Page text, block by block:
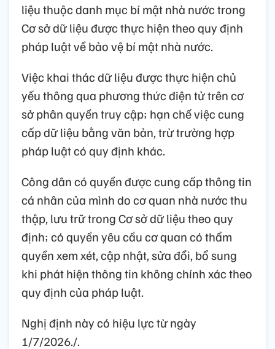
liệu thuộc danh mục bí mật nhà nước trong
Cơ sở dữ liệu được thực hiện theo quy định
pháp luật về bảo vệ bí mật nhà nước.
Việc khai thác dữ liệu được thực hiện chủ
yếu thông qua phương thức điện tử trên cơ
sở phân quyền truy cập; hạn chế việc cung
cấp dữ liệu bằng văn bản, trừ trường hợp
pháp luật có quy định khác.
Công dân có quyền được cung cấp thông tin
cá nhân của mình do cơ quan nhà nước thu
thập, lưu trữ trong Cơ sở dữ liệu theo quy
định; có quyền yêu cầu cơ quan có thẩm
quyền xem xét, cập nhật, sửa đổi, bổ sung
khi phát hiện thông tin không chính xác theo
quy định của pháp luật.
Nghị định này có hiệu lực từ ngày
1/7/2026./.